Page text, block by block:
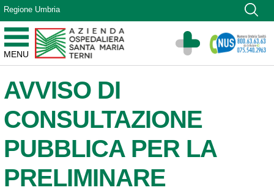
Vai ai contenuti
Vai al menu di navigazione
Vai al footer
Regione Umbria
MENU
Azienda Ospedaliera Santa Maria di Terni
Sito Istituzionale
AVVISO DI
CONSULTAZIONE
PUBBLICA PER LA
PRELIMINARE